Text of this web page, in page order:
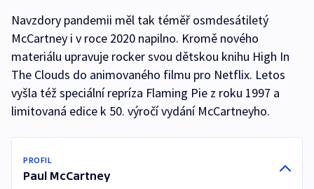
Navzdory pandemii měl tak téměř osmdesátiletý
McCartney i v roce 2020 napilno. Kromě nového
materiálu upravuje rocker svou dětskou knihu High In
The Clouds do animovaného filmu pro Netflix. Letos
vyšla též speciální repríza Flaming Pie z roku 1997 a
limitovaná edice k 50. výročí vydání McCartneyho.
PROFIL
Paul McCartney